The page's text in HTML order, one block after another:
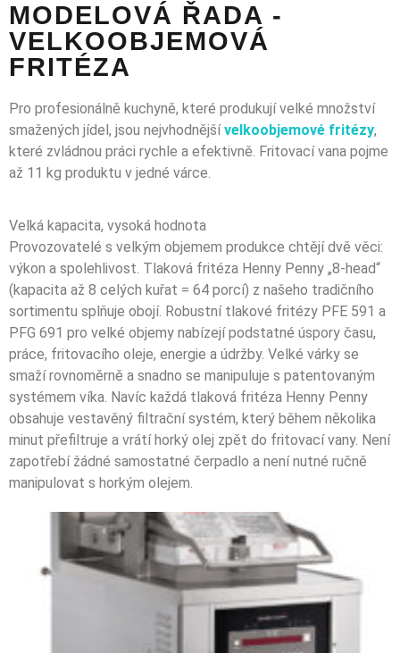
MODELOVÁ ŘADA -
VELKOOBJEMOVÁ
FRITÉZA
Pro profesionálně kuchyně, které produkují velké množství
smažených jídel, jsou nejvhodnějšívelkoobjemové fritézy,
které zvládnou práci rychle a efektivně. Fritovací vana pojme
až 11 kg produktu v jedné várce.
Velká kapacita, vysoká hodnota
Provozovatelé s velkým objemem produkce chtějí dvě věci:
výkon a spolehlivost. Tlaková fritéza Henny Penny „8-head“
(kapacita až 8 celých kuřat = 64 porcí) z našeho tradičního
sortimentu splňuje obojí. Robustní tlakové fritézy PFE 591 a
PFG 691 pro velké objemy nabízejí podstatné úspory času,
práce, fritovacího oleje, energie a údržby. Velké várky se
smaží rovnoměrně a snadno se manipuluje s patentovaným
systémem víka. Navíc každá tlaková fritéza Henny Penny
obsahuje vestavěný filtrační systém, který během několika
minut přefiltruje a vrátí horký olej zpět do fritovací vany. Není
zapotřebí žádné samostatné čerpadlo a není nutné ručně
manipulovat s horkým olejem.